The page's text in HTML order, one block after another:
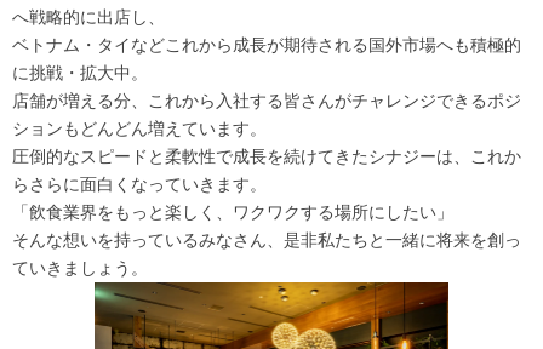
へ戦略的に出店し、
ベトナム・タイなどこれから成長が期待される国外市場へも積極的
に挑戦・拡大中。
店舗が増える分、これから入社する皆さんがチャレンジできるポジ
ションもどんどん増えています。
圧倒的なスピードと柔軟性で成長を続けてきたシナジーは、これか
らさらに面白くなっていきます。
「飲食業界をもっと楽しく、ワクワクする場所にしたい」
そんな想いを持っているみなさん、是非私たちと一緒に将来を創っ
ていきましょう。